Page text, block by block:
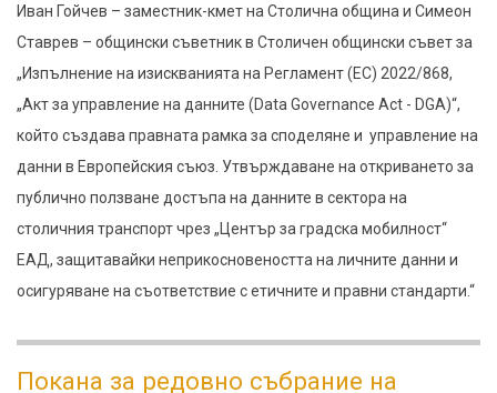
отворените
данни
в
Центъра
за
градска
мобилност
Иван Гойчев – заместник-кмет на Столична община и Симеон
Ставрев – общински съветник в Столичен общински съвет за
„Изпълнение на изискванията на Регламент (ЕС) 2022/868,
„Акт за управление на данните (Data Governance Act - DGA)“,
който създава правната рамка за споделяне и управление на
данни в Европейския съюз. Утвърждаване на откриването за
публично ползване достъпа на данните в сектора на
столичния транспорт чрез „Център за градска мобилност“
ЕАД, защитавайки неприкосновеността на личните данни и
осигуряване на съответствие с етичните и правни стандарти.“
Покана за редовно събрание на